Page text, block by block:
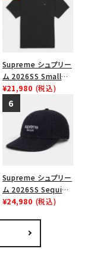
Supreme シュプリー
ム 2026SS Small
Box Tee スモールボ
ックスTシャツ ブラッ
ク
¥21,980 (税込)
Supreme シュプリー
ム 2026SS Sequin
Denim Classic
シックロゴ 6パネルキ
ャップ ブラック
¥24,980 (税込)